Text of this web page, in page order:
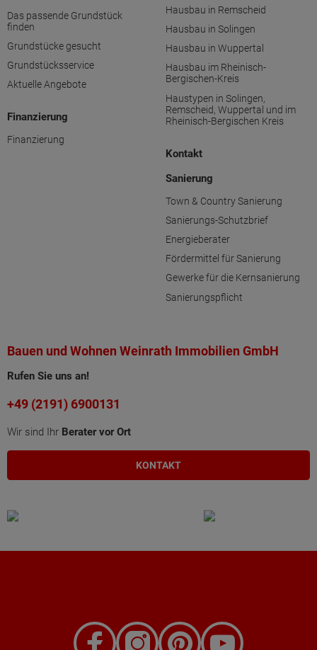
Das passende Grundstück
finden
Grundstücke gesucht
Grundstücksservice
Aktuelle Angebote
Finanzierung
Finanzierung
Hausbau in Remscheid
Hausbau in Solingen
Hausbau in Wuppertal
Hausbau im Rheinisch-
Bergischen-Kreis
Haustypen in Solingen,
Remscheid, Wuppertal und im
Rheinisch-Bergischen Kreis
Kontakt
Sanierung
Town & Country Sanierung
Sanierungs-Schutzbrief
Energieberater
Fördermittel für Sanierung
Gewerke für die Kernsanierung
Sanierungspflicht
Bauen und Wohnen Weinrath Immobilien GmbH
Rufen Sie uns an!
+49 (2191) 6900131
Wir sind Ihr Berater vor Ort
KONTAKT